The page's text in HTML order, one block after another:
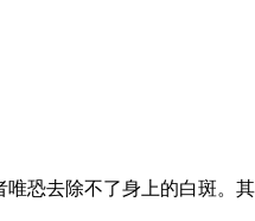
恐去除不了身上的白斑。